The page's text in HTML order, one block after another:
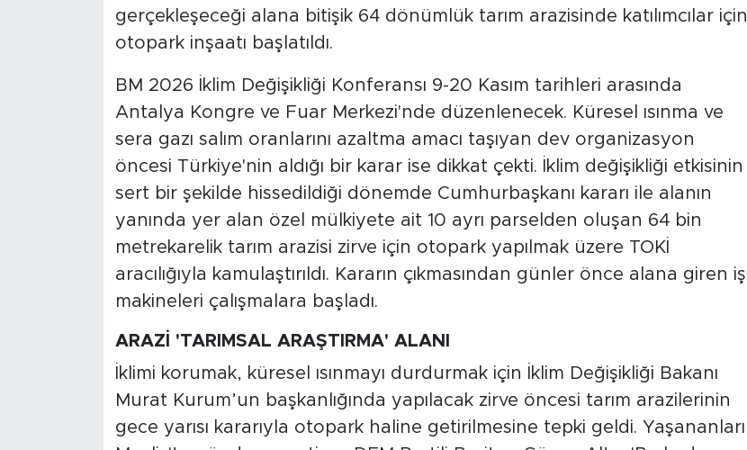
gerçekleşeceği alana bitişik 64 dönümlük tarım arazisinde katılımcılar için
otopark inşaatı başlatıldı.
BM 2026 İklim Değişikliği Konferansı 9-20 Kasım tarihleri arasında
Antalya Kongre ve Fuar Merkezi'nde düzenlenecek. Küresel ısınma ve
sera gazı salım oranlarını azaltma amacı taşıyan dev organizasyon
öncesi Türkiye'nin aldığı bir karar ise dikkat çekti. İklim değişikliği etkisinin
sert bir şekilde hissedildiği dönemde Cumhurbaşkanı kararı ile alanın
yanında yer alan özel mülkiyete ait 10 ayrı parselden oluşan 64 bin
metrekarelik tarım arazisi zirve için otopark yapılmak üzere TOKİ
aracılığıyla kamulaştırıldı. Kararın çıkmasından günler önce alana giren iş
makineleri çalışmalara başladı.
ARAZİ 'TARIMSAL ARAŞTIRMA' ALANI
İklimi korumak, küresel ısınmayı durdurmak için İklim Değişikliği Bakanı
Murat Kurum’un başkanlığında yapılacak zirve öncesi tarım arazilerinin
gece yarısı kararıyla otopark haline getirilmesine tepki geldi. Yaşananları
KÜLTÜR SANAT
TARİHTEN GÜNÜMÜZE
MEDYA KÖŞESİ
FOTO GALERİ